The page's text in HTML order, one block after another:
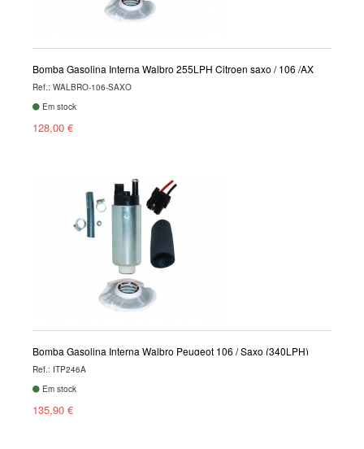
Bomba Gasolina Interna Walbro 255LPH Citroen saxo / 106 /AX
Ref.: WALBRO-106-SAXO
Em stock
128,00 €
Bomba Gasolina Interna Walbro Peugeot 106 / Saxo (340LPH)
Ref.: ITP246A
Em stock
135,90 €